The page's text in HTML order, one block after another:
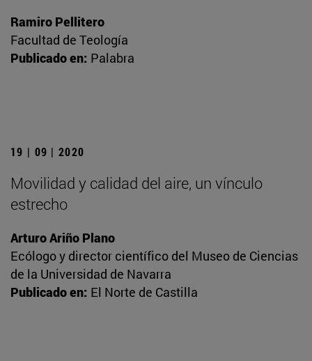
Ramiro Pellitero
Facultad de Teología
Publicado en: Palabra
19 | 09 | 2020
Movilidad y calidad del aire, un vínculo
estrecho
Arturo Ariño Plano
Ecólogo y director científico del Museo de Ciencias
de la Universidad de Navarra
Publicado en: El Norte de Castilla